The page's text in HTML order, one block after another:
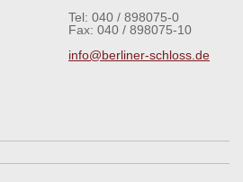
Tel: 040 / 898075-0
Fax: 040 / 898075-10
info@berliner-schloss.de